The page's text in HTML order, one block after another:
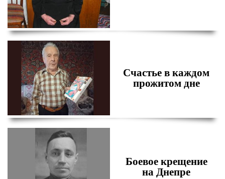
Счастье в каждом
прожитом дне
Боевое крещение
на Днепре